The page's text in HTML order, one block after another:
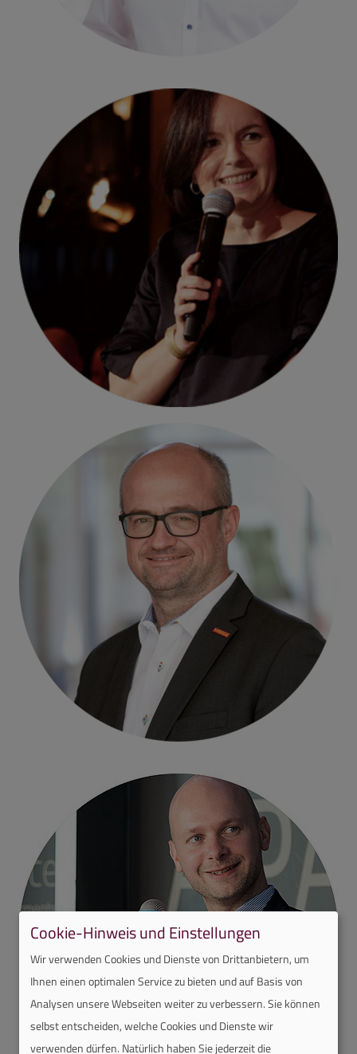
Christoph Carnier
Henrik von Bothmer
Cookie-Hinweis und Einstellungen
Wir verwenden Cookies und Dienste von Drittanbietern, um
Ihnen einen optimalen Service zu bieten und auf Basis von
Analysen unsere Webseiten weiter zu verbessern. Sie können
selbst entscheiden, welche Cookies und Dienste wir
verwenden dürfen. Natürlich haben Sie jederzeit die